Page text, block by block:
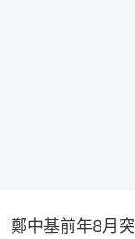
鄭中基前年8月